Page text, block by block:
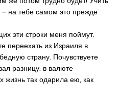
– на тебе самом это прежде
эти строки меня поймут.
переехать из Израиля в
страну. Почувствуете
разницу: в валюте
жизнь так одарила ею, как